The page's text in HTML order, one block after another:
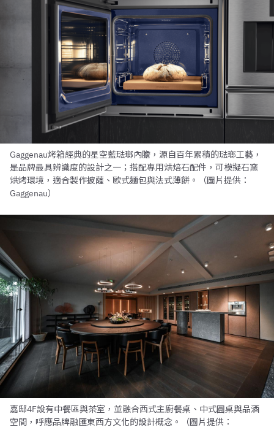
Gaggenau烤箱經典的星空藍琺瑯內膽，源自百年累積的琺瑯工藝，
是品牌最具辨識度的設計之一；搭配專用烘焙石配件，可模擬石窯
烘烤環境，適合製作披薩、歐式麵包與法式薄餅。（圖片提供：
Gaggenau）
嘉邸4F設有中餐區與茶室，並融合西式主廚餐桌、中式圓桌與品酒
空間，呼應品牌融匯東西方文化的設計概念。（圖片提供：